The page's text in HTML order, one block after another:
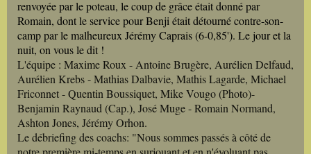
renvoyée par le poteau, le coup de grâce était donné par
Romain, dont le service pour Benji était détourné contre-son-
camp par le malheureux Jérémy Caprais (6-0,85'). Le jour et la
nuit, on vous le dit !
L'équipe : Maxime Roux - Antoine Brugère, Aurélien Delfaud,
Aurélien Krebs - Mathias Dalbavie, Mathis Lagarde, Michael
Friconnet - Quentin Boussiquet, Mike Vougo (Photo)-
Benjamin Raynaud (Cap.), José Muge - Romain Normand,
Ashton Jones, Jérémy Orhon.
Le débriefing des coachs: "Nous sommes passés à côté de